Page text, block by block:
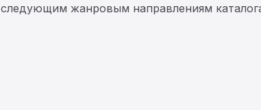
жанровым направлениям